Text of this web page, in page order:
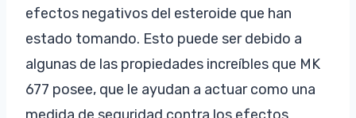
efectos negativos del esteroide que han
estado tomando. Esto puede ser debido a
algunas de las propiedades increíbles que MK
677 posee, que le ayudan a actuar como una